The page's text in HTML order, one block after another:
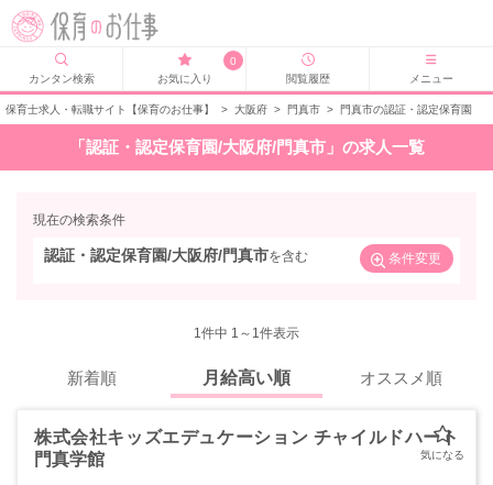
カンタン検索
0
お気に入り
閲覧履歴 メニュー
保育士求人・転職サイト【保育のお仕事】 > 大阪府 > 門真市 > 門真市の認証・認定保育園
「認証・認定保育園/大阪府/門真市」の求人一覧
現在の検索条件
認証・認定保育園/大阪府/門真市を含む 条件変更
1件中 1～1件表示
新着順 月給高い順 オススメ順
株式会社キッズエデュケーション チャイルドハート
門真学館